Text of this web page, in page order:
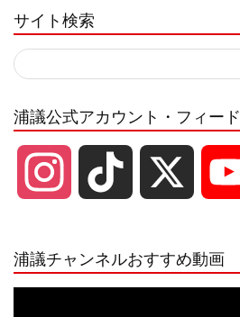
サイト検索
浦議公式アカウント・フィード
浦議チャンネルおすすめ動画